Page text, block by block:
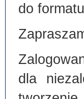
do
dla